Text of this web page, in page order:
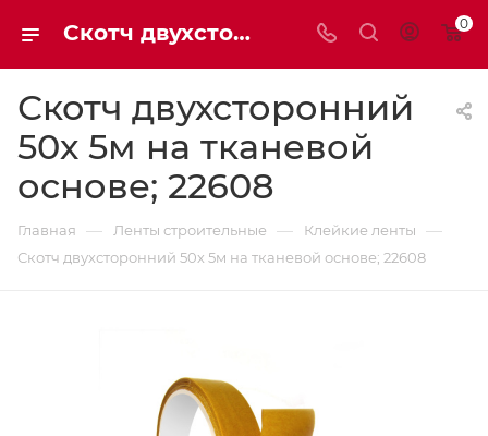
Скотч двухсторонний 50х 5м на тканевой основе; 22608 - Мaxim-stroy 0
Скотч двухсторонний
50х 5м на тканевой
основе; 22608
Главная — Ленты строительные — Клейкие ленты —
Скотч двухсторонний 50х 5м на тканевой основе; 22608